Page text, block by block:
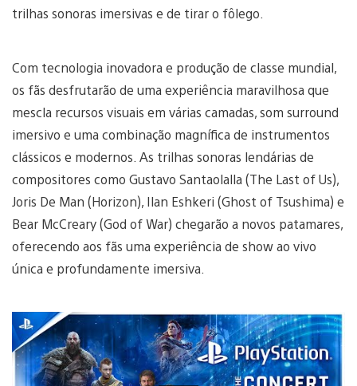
trilhas sonoras imersivas e de tirar o fôlego.
Com tecnologia inovadora e produção de classe mundial,
os fãs desfrutarão de uma experiência maravilhosa que
mescla recursos visuais em várias camadas, som surround
imersivo e uma combinação magnífica de instrumentos
clássicos e modernos. As trilhas sonoras lendárias de
compositores como Gustavo Santaolalla (The Last of Us),
Joris De Man (Horizon), Ilan Eshkeri (Ghost of Tsushima) e
Bear McCreary (God of War) chegarão a novos patamares,
oferecendo aos fãs uma experiência de show ao vivo
única e profundamente imersiva.